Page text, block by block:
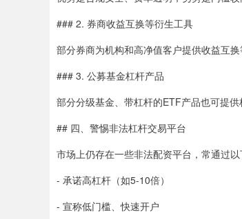
### 2. 券商收益互换等衍生工具
部分券商为机构和高净值客户提供收益互
### 3. 公募基金杠杆产品
部分分级基金、带杠杆的ETF产品也可提
## 四、警惕非法杠杆交易平台
市场上仍存在一些非法配资平台，常通过以
- 承诺高杠杆（如5-10倍）
- 宣称低门槛、快速开户